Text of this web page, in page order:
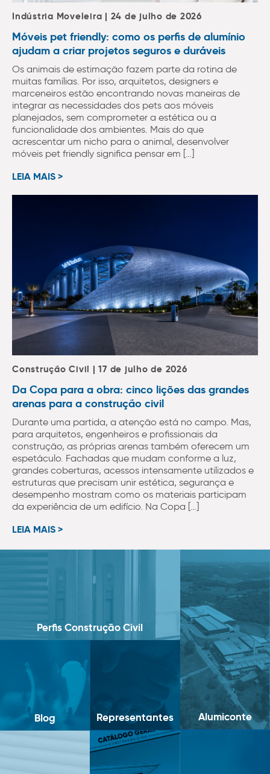
Indústria Moveleira | 24 de julho de 2026
Móveis pet friendly: como os perfis de alumínio
ajudam a criar projetos seguros e duráveis
Os animais de estimação fazem parte da rotina de
muitas famílias. Por isso, arquitetos, designers e
marceneiros estão encontrando novas maneiras de
integrar as necessidades dos pets aos móveis
planejados, sem comprometer a estética ou a
funcionalidade dos ambientes. Mais do que
acrescentar um nicho para o animal, desenvolver
móveis pet friendly significa pensar em […]
LEIA MAIS >
Construção Civil | 17 de julho de 2026
Da Copa para a obra: cinco lições das grandes
arenas para a construção civil
Durante uma partida, a atenção está no campo. Mas,
para arquitetos, engenheiros e profissionais da
construção, as próprias arenas também oferecem um
espetáculo. Fachadas que mudam conforme a luz,
grandes coberturas, acessos intensamente utilizados e
estruturas que precisam unir estética, segurança e
desempenho mostram como os materiais participam
da experiência de um edifício. Na Copa […]
LEIA MAIS >
Perfis Construção Civil
Alumiconte
Blog Representantes